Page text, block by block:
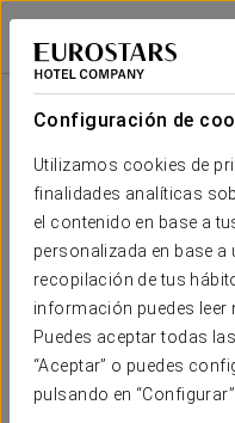
Configuración de
Utilizamos cookies de
finalidades analíticas
el contenido en base a
personalizada en base a
recopilación de tus
información puedes leer
Puedes aceptar todas
“Aceptar” o puedes
pulsando en “Configurar”.
Eurostars Hotel Excelsior
NÁPOLES
Tu boda en
Vuestra boda en el
El Eurostars Hotel
para celebrar la boda
soñado. Situado en el
de Nápoles, ofrece
espectaculares que